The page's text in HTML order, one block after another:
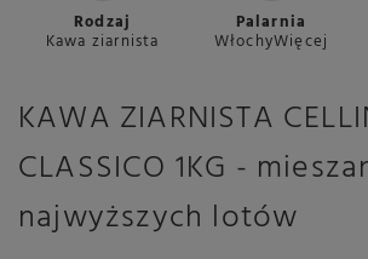
Rodzaj
Kawa ziarnista
Palarnia
WłochyWięcej
KAWA ZIARNISTA
CLASSICO 1KG -
najwyższych lotów